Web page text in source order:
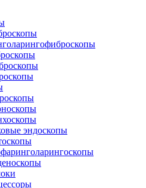
эндоскопы